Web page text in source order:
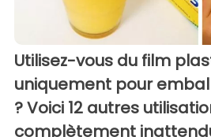
Utilisez-vous du film
uniquement pour
? Voici 12 autres
complètement